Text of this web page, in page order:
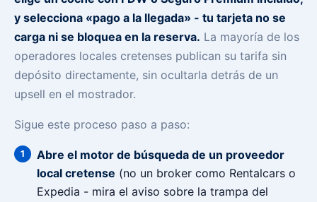
y selecciona «pago a la llegada» - tu tarjeta no se
carga ni se bloquea en la reserva. La mayoría de los
operadores locales cretenses publican su tarifa sin
depósito directamente, sin ocultarla detrás de un
upsell en el mostrador.
Sigue este proceso paso a paso:
Abre el motor de búsqueda de un proveedor
local cretense (no un broker como Rentalcars o
Expedia - mira el aviso sobre la trampa del